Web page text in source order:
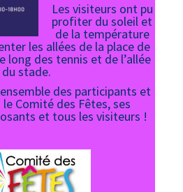
Les visiteurs ont pu
profiter du soleil et
de la température
les allées de la place de
long des tennis et de l’allée
du stade.
des participants et
Comité des Fêtes, ses
et tous les visiteurs !